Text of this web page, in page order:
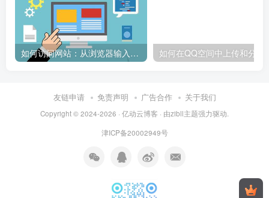
如何访问网站：从浏览器输入到页面加载的完整步骤详解
友链申请 免责声明 广告合作 关于我们
Copyright © 2024-2026 · 亿动云博客 · 由zibll主题强力驱动.
津ICP备20002949号